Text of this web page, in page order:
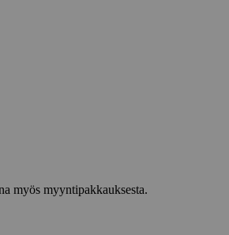
myös myyntipakkauksesta.